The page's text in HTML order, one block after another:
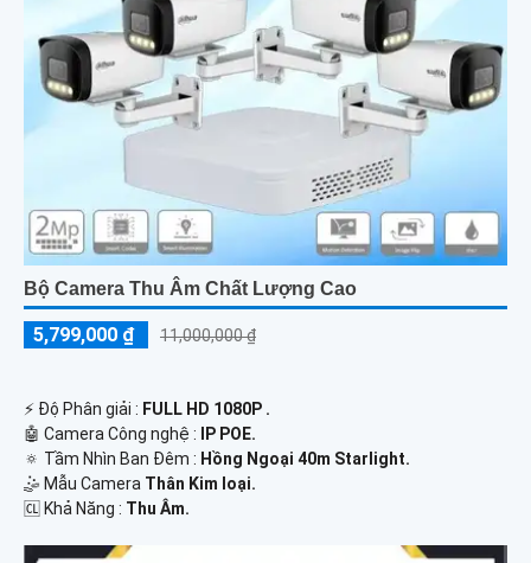
Bộ Camera Thu Âm Chất Lượng Cao
5,799,000 ₫ 11,000,000 ₫
️⚡ Độ Phân giải : FULL HD 1080P .
🤖️ Camera Công nghệ :
IP POE.
🔅 Tầm Nhìn Ban Đêm : Hồng Ngoại 40m Starlight.
🤹 Mẫu Camera Thân Kim loại.
️🆑 Khả Năng : Thu Âm.